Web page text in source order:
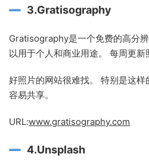
3.Gratisography
Gratisography是一个免费的高分
以用于个人和商业用途。 每周更新
好照片的网站很难找。 特别是这
容易共享。
URL:www.gratisography.com
4.Unsplash